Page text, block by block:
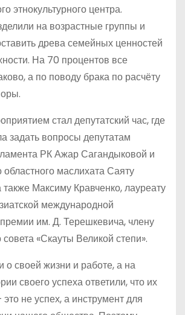
этнокультурного центра.
на возрастные группы и
древа семейных ценностей
На 70 процентов все
а по поводу брака по расчёту
стал депутатский час, где
задать вопросы депутатам
РК Ажар Сагандыковой и
маслихата Саяту
Максиму Кравченко, лауреату
международной
премии им. Д. Терешкевича, члену
«Скауты Великой степи».
о своей жизни и работе, а на
своего успеха ответили, что их
это не успех, а инструмент для